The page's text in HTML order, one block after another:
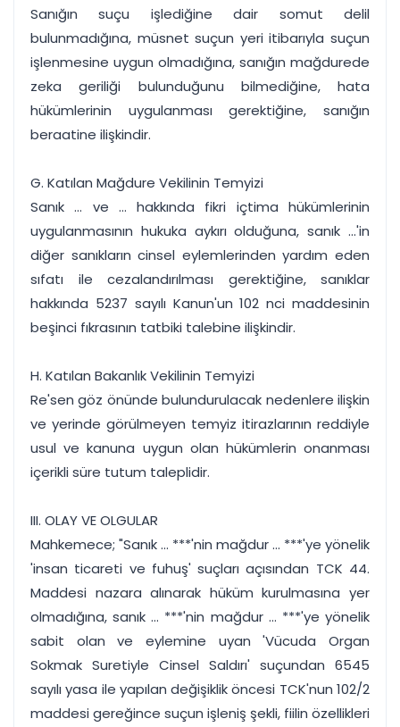
Sanığın suçu işlediğine dair somut delil
bulunmadığına, müsnet suçun yeri itibarıyla suçun
işlenmesine uygun olmadığına, sanığın mağdurede
zeka geriliği bulunduğunu bilmediğine, hata
hükümlerinin uygulanması gerektiğine, sanığın
beraatine ilişkindir.
G. Katılan Mağdure Vekilinin Temyizi
Sanık ... ve ... hakkında fikri içtima hükümlerinin
uygulanmasının hukuka aykırı olduğuna, sanık ...'in
diğer sanıkların cinsel eylemlerinden yardım eden
sıfatı ile cezalandırılması gerektiğine, sanıklar
hakkında 5237 sayılı Kanun'un 102 nci maddesinin
beşinci fıkrasının tatbiki talebine ilişkindir.
H. Katılan Bakanlık Vekilinin Temyizi
Re'sen göz önünde bulundurulacak nedenlere ilişkin
ve yerinde görülmeyen temyiz itirazlarının reddiyle
usul ve kanuna uygun olan hükümlerin onanması
içerikli süre tutum taleplidir.
III. OLAY VE OLGULAR
Mahkemece; "Sanık ... ***'nin mağdur ... ***'ye yönelik
'insan ticareti ve fuhuş' suçları açısından TCK 44.
Maddesi nazara alınarak hüküm kurulmasına yer
olmadığına, sanık ... ***'nin mağdur ... ***'ye yönelik
sabit olan ve eylemine uyan 'Vücuda Organ
Sokmak Suretiyle Cinsel Saldırı' suçundan 6545
sayılı yasa ile yapılan değişiklik öncesi TCK'nun 102/2
maddesi gereğince suçun işleniş şekli, fiilin özellikleri